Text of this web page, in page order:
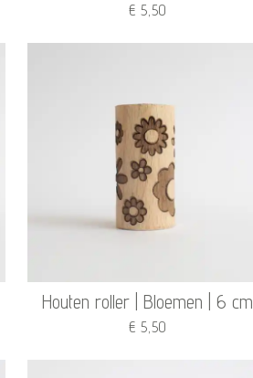
€ 5,50
Houten roller | Bloemen | 6 cm
€ 5,50